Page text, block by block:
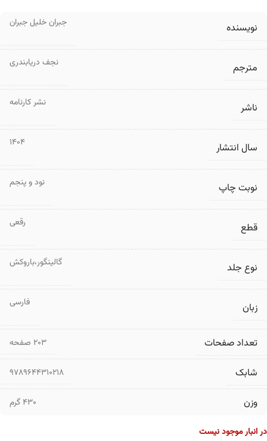
نویسنده جبران خلیل جبران
مترجم نجف دریابندری
ناشر نشر کارنامه
سال انتشار 1404
نوبت چاپ نود و پنجم
قطع رقعی
نوع جلد گالینگور،باروکش
زبان فارسی
تعداد صفحات ۲۰۳ صفحه
شابک 9789644310218
وزن 430 گرم
در انبار موجود نیست